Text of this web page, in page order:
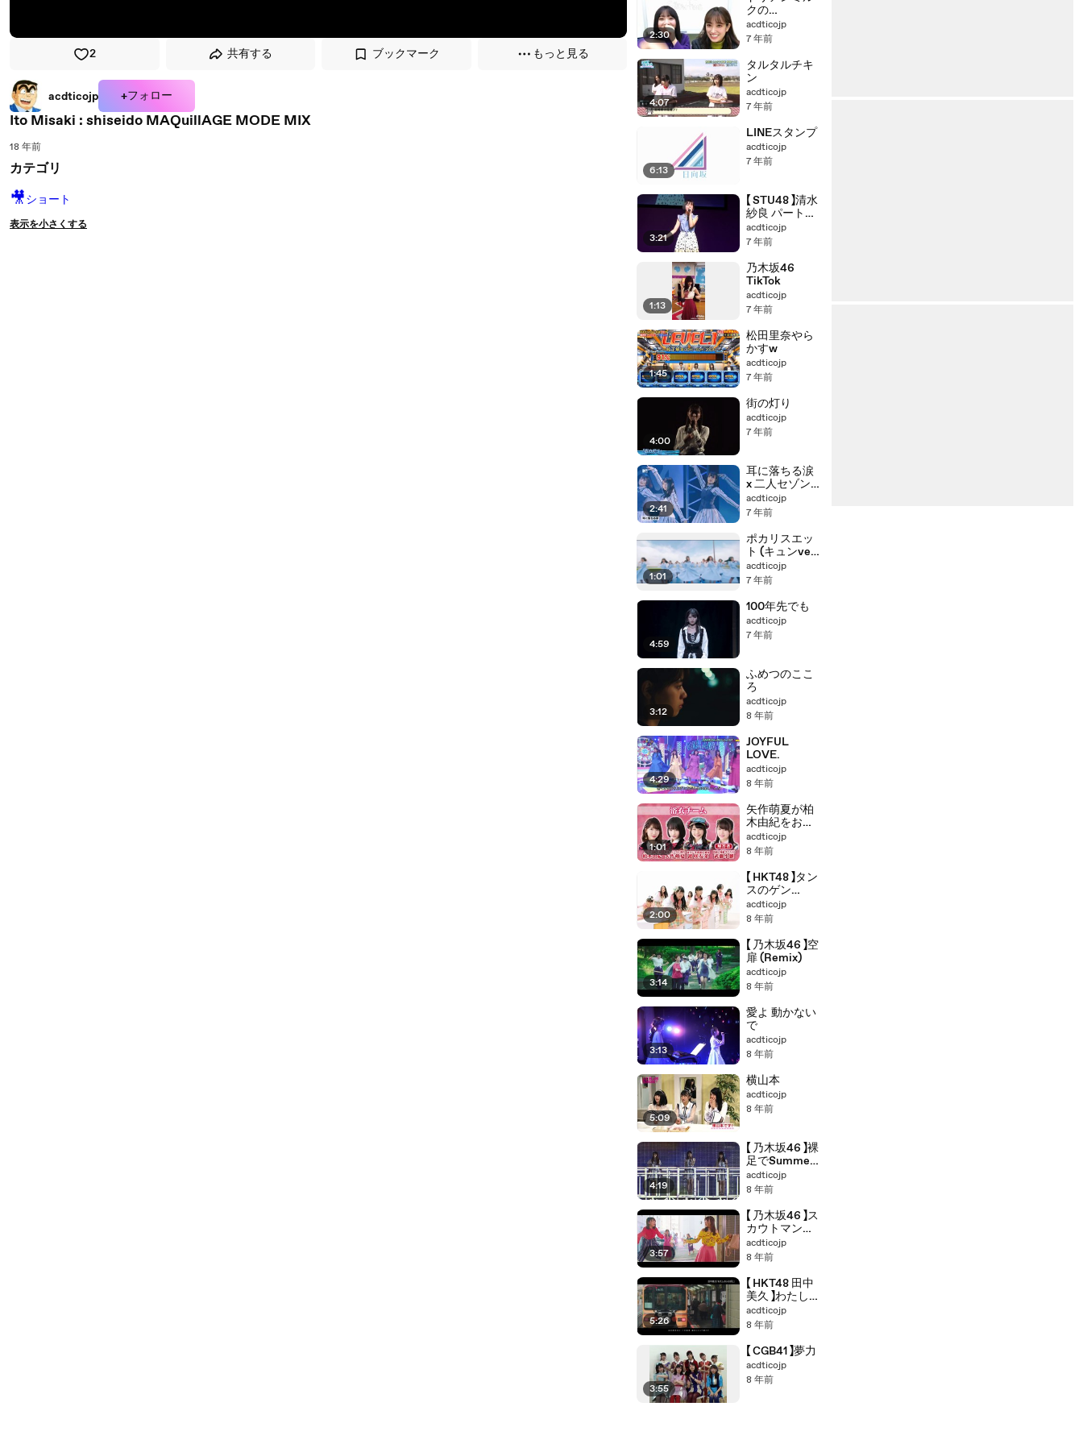
2 共有する ブックマーク もっと見る
acdticojp +フォロー
Ito Misaki : shiseido MAQuillAGE MODE MIX
18 年前
カテゴリ
🎥ショート
表示を小さくする
2:30
クの
ShowTime
acdticojp
7 年前
4:07
タルタルチキ
ン
acdticojp
7 年前
6:13
LINEスタンプ
acdticojp
7 年前
3:21
【 STU48 】清水
紗良 パート・
オブ・ユア・
ワールド
acdticojp
7 年前
1:13
乃木坂46
TikTok
acdticojp
7 年前
1:45
松田里奈やら
かすw
acdticojp
7 年前
4:00
街の灯り
acdticojp
7 年前
2:41
耳に落ちる涙
x 二人セゾン
(mashup)
acdticojp
7 年前
1:01
ポカリスエッ
ト (キュンver.)
(MAD)
acdticojp
7 年前
4:59
100年先でも
acdticojp
7 年前
3:12
ふめつのここ
ろ
acdticojp
8 年前
4:29
JOYFUL
LOVE.
acdticojp
8 年前
1:01
矢作萌夏が柏
木由紀をおば
さん
acdticojp
8 年前
2:00
【 HKT48 】タン
スのゲン
(Remix)
acdticojp
8 年前
3:14
【 乃木坂46 】空
扉 (Remix)
acdticojp
8 年前
3:13
愛よ 動かない
で
acdticojp
8 年前
5:09
横山本
acdticojp
8 年前
4:19
【 乃木坂46 】裸
足でSummer
(Remix)
acdticojp
8 年前
3:57
【 乃木坂46 】ス
カウトマン
(Remix)
acdticojp
8 年前
5:26
【 HKT48 田中
美久 】わたしの
ふるさと
acdticojp
8 年前
3:55
【 CGB41 】夢力
acdticojp
8 年前